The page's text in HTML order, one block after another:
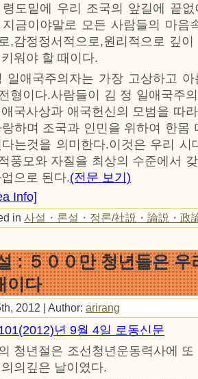
령도밑에 우리 조국의 앞길에 끝
지금이야말로 모든 사람들의 마음
,감정정서적으로,원리적으로 깊
워야 할 때이다.
일애국주의자는 가장 고상하고
형이다.사람들이 김 정 일애국주
애국사상과 애국헌신의 모범을 따
하며 조국과 인민을 위하여 한몸
다는것을 의미한다.이것은 우리
풍모와 자질을 최상의 수준에서
으로 된다.(전문 보기)
Info]
in 사설・론설・정론/社説・論説・政
: ５００만 청년들은 우
이다
2012 | Author: arirang
년 9월 4일 로동신문
청년절은 조선청년운동력사에
의깊은 날이였다.